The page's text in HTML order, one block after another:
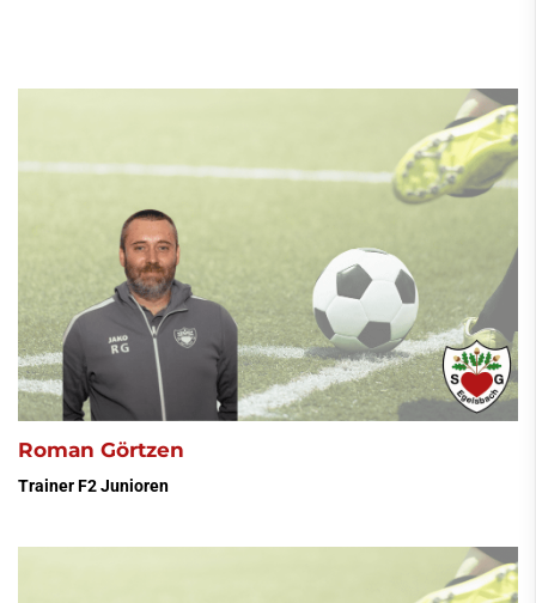
Roman Görtzen
Trainer F2 Junioren